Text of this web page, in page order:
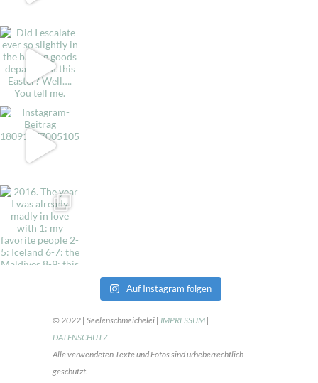
Auf Instagram folgen
© 2022 | Seelenschmeichelei | IMPRESSUM |
DATENSCHUTZ
Alle verwendeten Texte und Fotos sind urheberrechtlich
geschützt.